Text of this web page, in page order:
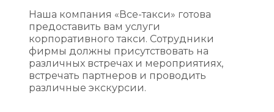
Наша компания «Все-такси» готова
предоставить вам услуги
корпоративного такси. Сотрудники
фирмы должны присутствовать на
различных встречах и мероприятиях,
встречать партнеров и проводить
различные экскурсии.